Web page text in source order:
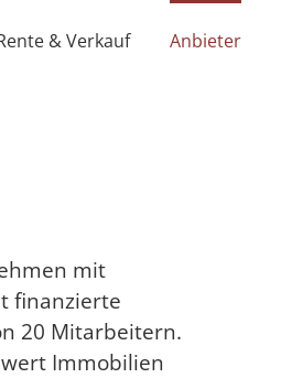
& Verkauf Anbieter
mit
finanzierte
20 Mitarbeitern.
Immobilien